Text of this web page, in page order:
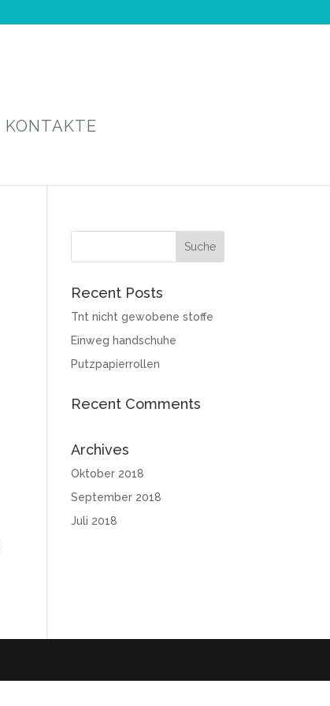
KONTAKTE
Recent Posts
Tnt nicht gewobene stoffe
Einweg handschuhe
Putzpapierrollen
Recent Comments
Archives
Oktober 2018
September 2018
Juli 2018